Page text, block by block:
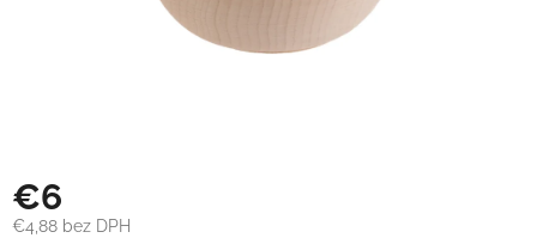
€6
€4,88 bez DPH